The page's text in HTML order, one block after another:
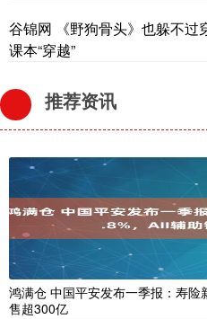
谷锦网 《野狗骨头》也躲不过
课本“穿越”
推荐资讯
鸿满仓 中国平安发布一季报：寿
售超300亿